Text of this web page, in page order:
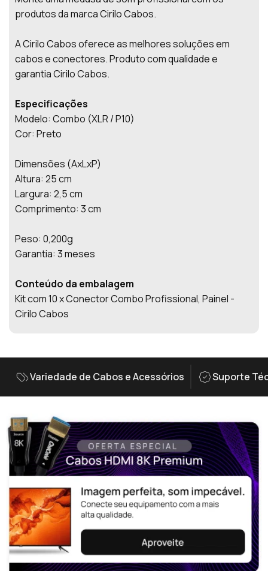
produtos da marca Cirilo Cabos.
A Cirilo Cabos oferece as melhores soluções em
cabos e conectores. Produto com qualidade e
garantia Cirilo Cabos.
Especificações
Modelo: Combo (XLR / P10)
Cor: Preto
Dimensões (AxLxP)
Altura: 25 cm
Largura: 2,5 cm
Comprimento: 3 cm
Peso: 0,200g
Garantia: 3 meses
Conteúdo da embalagem
Kit com 10 x Conector Combo Profissional, Painel -
Cirilo Cabos
Variedade de Cabos e Acessórios Suporte